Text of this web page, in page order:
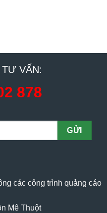
TƯ VẤN:
878
các công trình quảng cáo
Mê Thuột